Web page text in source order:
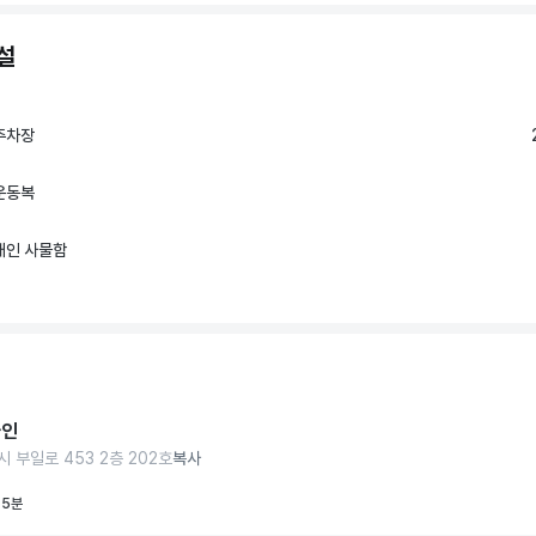
차장
동복
인 사물함
부일로 453 2층 202호복사
5분